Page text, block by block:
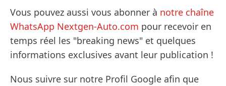
Vous pouvez aussi vous abonner à notre chaîne
WhatsApp Nextgen-Auto.com pour recevoir en
temps réel les "breaking news" et quelques
informations exclusives avant leur publication !
Nous suivre sur notre Profil Google afin que